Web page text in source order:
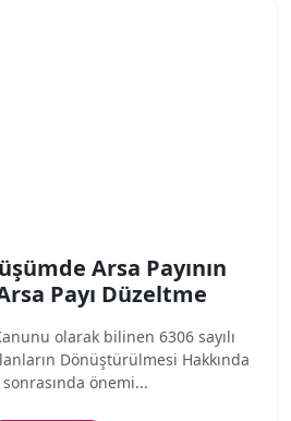
Arsa Payının
Payı Düzeltme
olarak bilinen 6306 sayılı
Dönüştürülmesi Hakkında
sonrasında önemi...